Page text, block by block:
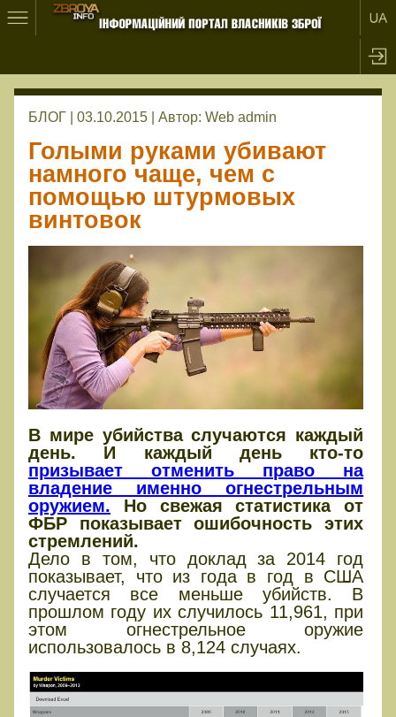
БЛОГ | 03.10.2015 | Автор: Web admin
Голыми руками убивают
намного чаще, чем с
помощью штурмовых
винтовок
В мире убийства случаются каждый
день. И каждый день кто-то
призывает отменить право на
владение именно огнестрельным
оружием. Но свежая статистика от
ФБР показывает ошибочность этих
стремлений.
Дело в том, что доклад за 2014 год
показывает, что из года в год в США
случается все меньше убийств. В
прошлом году их случилось 11,961, при
этом огнестрельное оружие
использовалось в 8,124 случаях.